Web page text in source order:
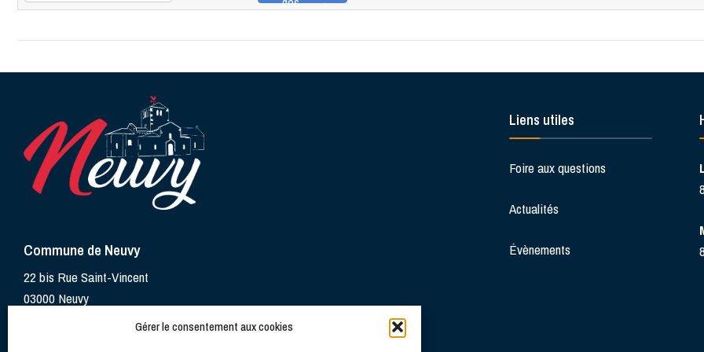
Gérer le consentement aux cookies
directions
Commune de Neuvy
22 bis Rue Saint-Vincent
03000 Neuvy
Liens utiles
Foire aux questions
Actualités
Évènements